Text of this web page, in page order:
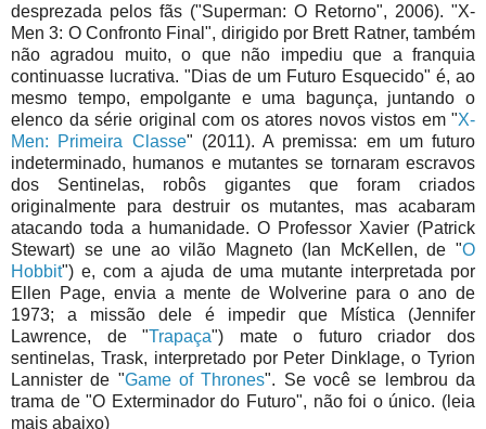
desprezada pelos fãs ("Superman: O Retorno", 2006). "X-
Men 3: O Confronto Final", dirigido por Brett Ratner, também
não agradou muito, o que não impediu que a franquia
continuasse lucrativa. "Dias de um Futuro Esquecido" é, ao
mesmo tempo, empolgante e uma bagunça, juntando o
elenco da série original com os atores novos vistos em "X-
Men: Primeira Classe" (2011). A premissa: em um futuro
indeterminado, humanos e mutantes se tornaram escravos
dos Sentinelas, robôs gigantes que foram criados
originalmente para destruir os mutantes, mas acabaram
atacando toda a humanidade. O Professor Xavier (Patrick
Stewart) se une ao vilão Magneto (Ian McKellen, de "O
Hobbit") e, com a ajuda de uma mutante interpretada por
Ellen Page, envia a mente de Wolverine para o ano de
1973; a missão dele é impedir que Mística (Jennifer
Lawrence, de "Trapaça") mate o futuro criador dos
sentinelas, Trask, interpretado por Peter Dinklage, o Tyrion
Lannister de "Game of Thrones". Se você se lembrou da
trama de "O Exterminador do Futuro", não foi o único. (leia
mais abaixo)